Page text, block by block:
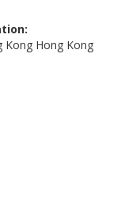
Kong Hong Kong